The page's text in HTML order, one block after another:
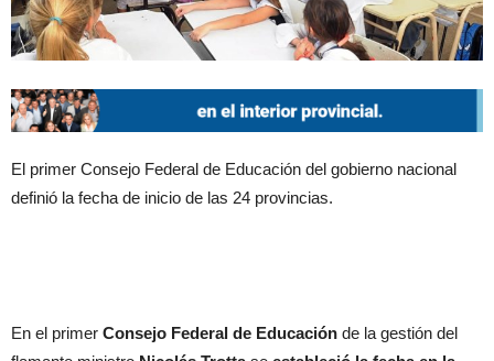
El primer Consejo Federal de Educación del gobierno nacional
definió la fecha de inicio de las 24 provincias.
En el primer Consejo Federal de Educación de la gestión del